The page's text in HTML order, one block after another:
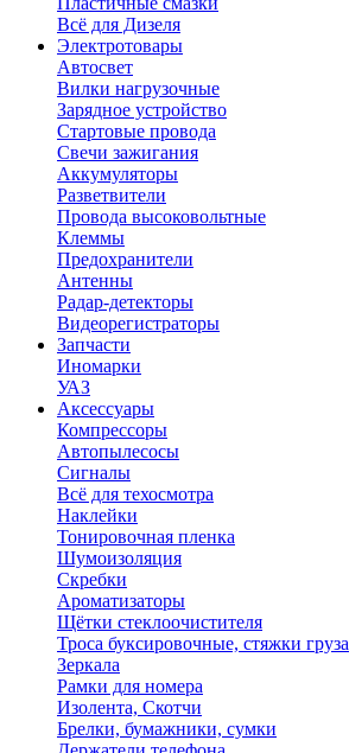
Всё для Дизеля
Электротовары
Автосвет
Вилки нагрузочные
Зарядное устройство
Стартовые провода
Свечи зажигания
Аккумуляторы
Разветвители
Провода высоковольтные
Клеммы
Предохранители
Антенны
Радар-детекторы
Видеорегистраторы
Запчасти
Иномарки
УАЗ
Аксесcуары
Компрессоры
Автопылесосы
Сигналы
Всё для техосмотра
Наклейки
Тонировочная пленка
Шумоизоляция
Скребки
Ароматизаторы
Щётки стеклоочистителя
Троса буксировочные, стяжки груза
Зеркала
Рамки для номера
Изолента, Скотчи
Брелки, бумажники, сумки